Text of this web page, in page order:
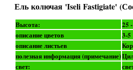
Ель колючая 'Iseli Fastigiate'
Высота:
25
описание цветов
3-5
описание листьев
полезная информация (примечание)
свет: